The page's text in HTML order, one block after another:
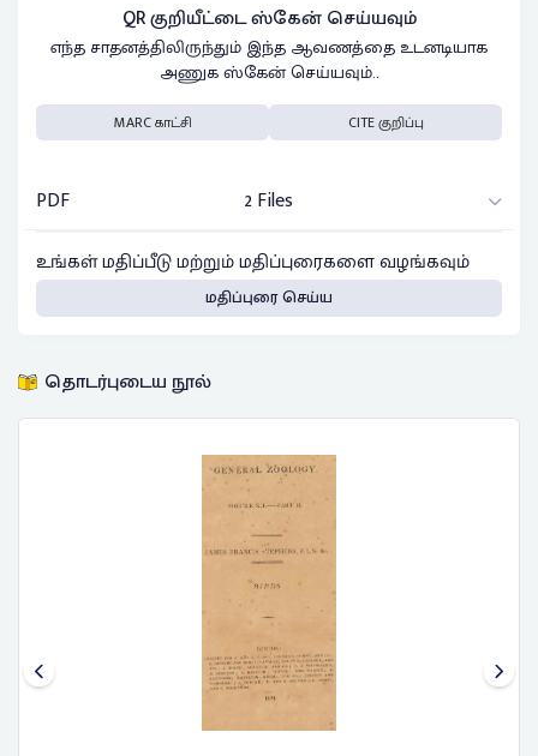
QR குறியீட்டை ஸ்கேன் செய்யவும்
எந்த சாதனத்திலிருந்தும் இந்த ஆவணத்தை உடனடியாக
அணுக ஸ்கேன் செய்யவும்..
MARC காட்சி CITE குறிப்பு
PDF
2 Files
உங்கள் மதிப்பீடு மற்றும் மதிப்புரைகளை வழங்கவும்
மதிப்புரை செய்ய
தொடர்புடைய நூல்